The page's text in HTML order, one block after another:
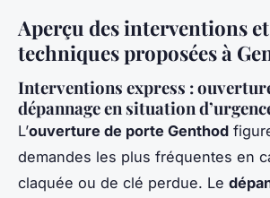
Aperçu des interventions
techniques proposées à
Interventions express :
dépannage en situation
L’ouverture de porte Genthod
demandes les plus fréquentes en
claquée ou de clé perdue. Le